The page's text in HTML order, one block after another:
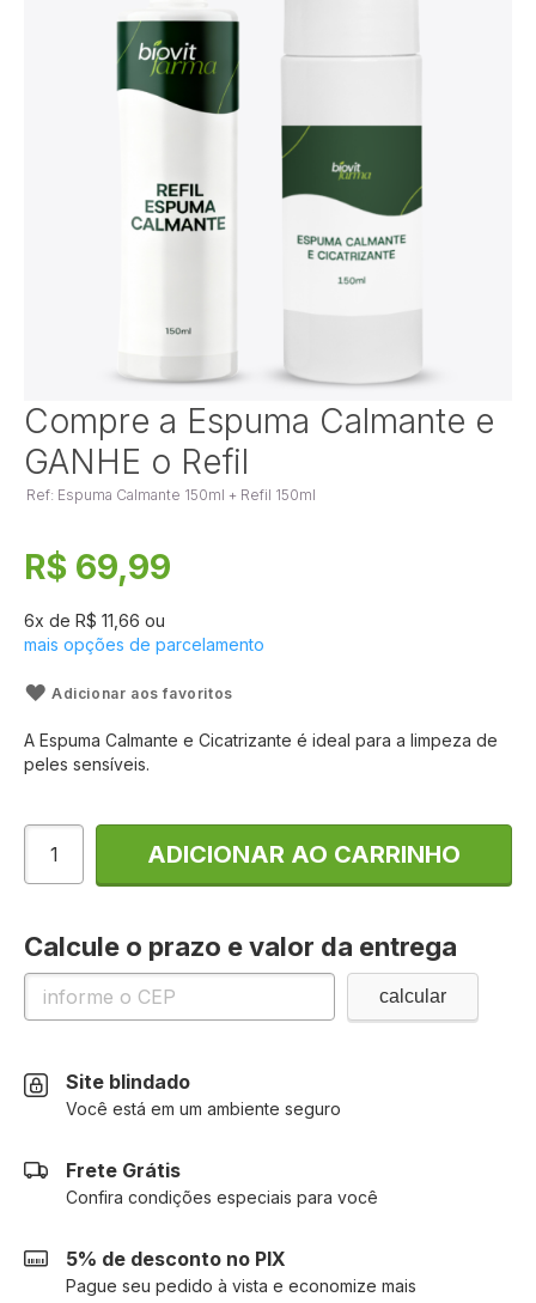
Saltar
para
o
da
de
imagens
Compre a Espuma Calmante e
GANHE o Refil
Ref: Espuma Calmante 150ml + Refil 150ml
R$ 69,99
6x de R$ 11,66 ou
mais opções de parcelamento
Adicionar aos favoritos
A Espuma Calmante e Cicatrizante é ideal para a limpeza de
peles sensíveis.
ADICIONAR AO CARRINHO
Calcule o prazo e valor da entrega
Site blindado
Você está em um ambiente seguro
Frete Grátis
Confira condições especiais para você
5% de desconto no PIX
Pague seu pedido à vista e economize mais